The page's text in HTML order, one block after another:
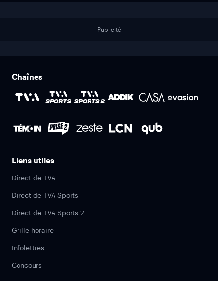
Publicité
Chaînes
Liens utiles
Direct de TVA
Direct de TVA Sports
Direct de TVA Sports 2
Grille horaire
Infolettres
Concours